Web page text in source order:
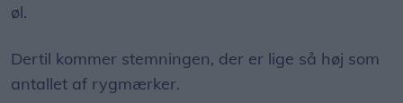
øl.
Dertil kommer stemningen, der er lige så høj som
antallet af rygmærker.